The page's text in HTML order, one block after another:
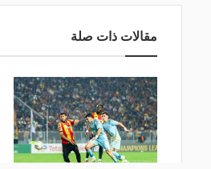
مقالات ذات صلة